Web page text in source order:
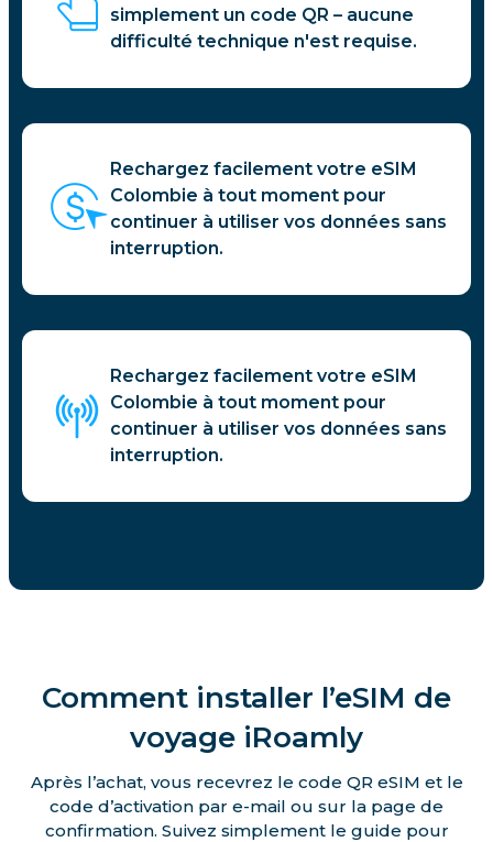
simplement un code QR – aucune
difficulté technique n'est requise.
Rechargez facilement votre eSIM
Colombie à tout moment pour
continuer à utiliser vos données sans
interruption.
Rechargez facilement votre eSIM
Colombie à tout moment pour
continuer à utiliser vos données sans
interruption.
Comment installer l’eSIM de
voyage iRoamly
Après l’achat, vous recevrez le code QR eSIM et le
code d’activation par e-mail ou sur la page de
confirmation. Suivez simplement le guide pour